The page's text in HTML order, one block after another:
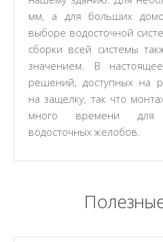
мм, а для больших
выборе водосточной
сборки всей системы
значением. В
решений, доступных на
на защелку, так что
много времени для
водосточных желобов.